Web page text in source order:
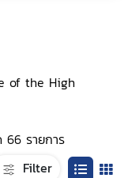
of the High
รายการ
Filter